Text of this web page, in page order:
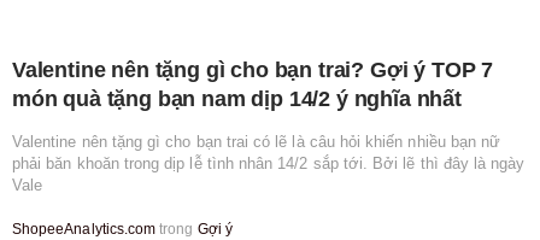
Valentine nên tặng gì cho bạn trai? Gợi ý TOP 7
món quà tặng bạn nam dịp 14/2 ý nghĩa nhất
Valentine nên tặng gì cho bạn trai có lẽ là câu hỏi khiến nhiều bạn nữ
phải băn khoăn trong dịp lễ tình nhân 14/2 sắp tới. Bởi lẽ thì đây là ngày
Vale
ShopeeAnalytics.com trong Gợi ý